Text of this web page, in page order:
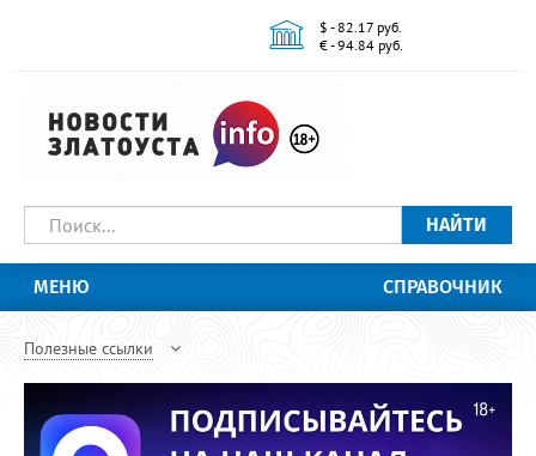
$ - 82.17 руб.
€ - 94.84 руб.
НАЙТИ
МЕНЮ СПРАВОЧНИК
Полезные ссылки